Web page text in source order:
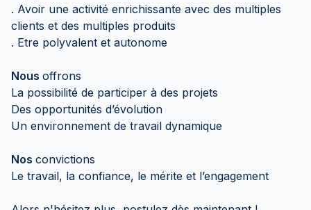
. Avoir une activité enrichissante avec des multiples
clients et des multiples produits
. Etre polyvalent et autonome
Nous offrons
La possibilité de participer à des projets
Des opportunités d’évolution
Un environnement de travail dynamique
Nos convictions
Le travail, la confiance, le mérite et l’engagement